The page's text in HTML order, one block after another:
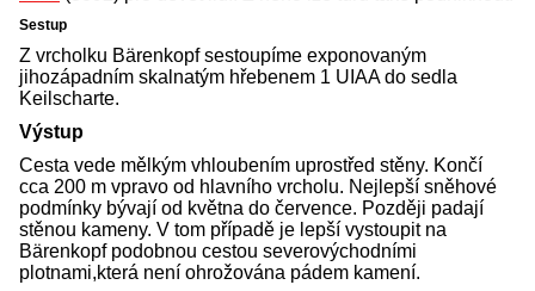
Sestup
Z vrcholku Bärenkopf sestoupíme exponovaným
jihozápadním skalnatým hřebenem 1 UIAA do sedla
Keilscharte.
Výstup
Cesta vede mělkým vhloubením uprostřed stěny. Končí
cca 200 m vpravo od hlavního vrcholu. Nejlepší sněhové
podmínky bývají od května do července. Později padají
stěnou kameny. V tom případě je lepší vystoupit na
Bärenkopf podobnou cestou severovýchodními
plotnami,která není ohrožována pádem kamení.